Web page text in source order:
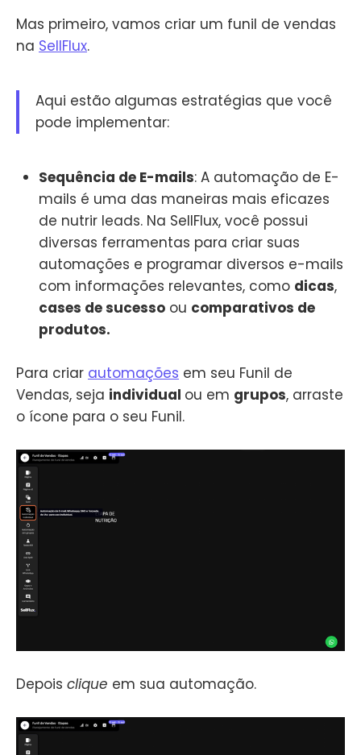
Mas primeiro, vamos criar um funil de vendas
na SellFlux.
Aqui estão algumas estratégias que você
pode implementar:
Sequência de E-mails: A automação de E-
mails é uma das maneiras mais eficazes
de nutrir leads. Na SellFlux, você possui
diversas ferramentas para criar suas
automações e programar diversos e-mails
com informações relevantes, como dicas,
cases de sucesso ou comparativos de
produtos.
Para criar automações em seu Funil de
Vendas, seja individual ou em grupos, arraste
o ícone para o seu Funil.
Depois clique em sua automação.